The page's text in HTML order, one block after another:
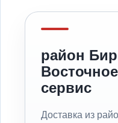
район
сервис
Доставка из